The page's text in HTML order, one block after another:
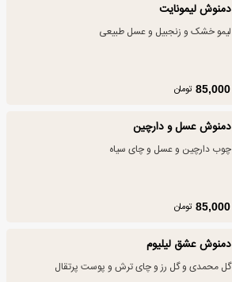
دمنوش لیمونایت
لیمو خشک و زنجبیل و عسل طبیعی
85,000 تومان
دمنوش عسل و دارچین
چوب دارچین و عسل و چای سیاه
85,000 تومان
دمنوش عشق لیلیوم
گل محمدی و گل رز و چای ترش و پوست پرتقال